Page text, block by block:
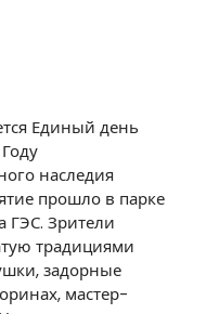
Единый день
наследия
прошло в парке
ГЭС. Зрители
традициями
задорные
мастер-